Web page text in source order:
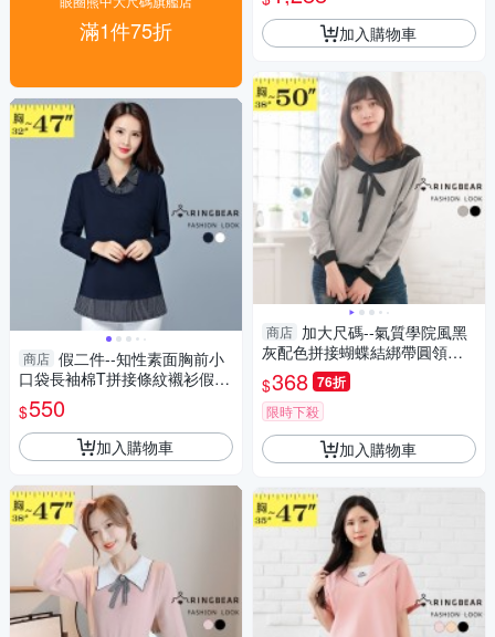
滿1件75折
商店 假二件--知性素面胸前小
口袋長袖棉T拼接條紋襯衫假兩
件上衣(白.藍M-3L)-I156眼圈熊
中大尺碼
$550
加入購物車
加入購物車
商店 加大尺碼--氣質學院風黑
灰配色拼接蝴蝶結綁帶圓領長
袖上衣(黑.灰S-XL)-X140眼圈
熊中大尺碼
$368 76折
限時下殺
加入購物車